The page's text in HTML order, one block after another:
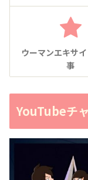
ウーマンエキサ
事
YouTubeチ